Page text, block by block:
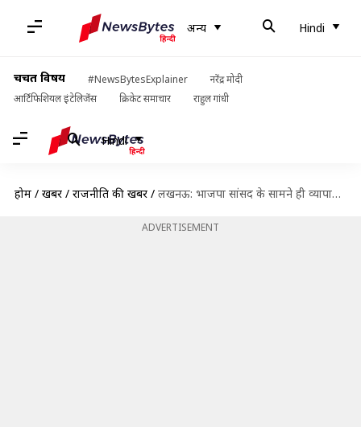
अन्य Hindi
चर्चित विषय #NewsBytesExplainer
नरेंद्र मोदी
आर्टिफिशियल इंटेलिजेंस
क्रिकेट समाचार राहुल गांधी
Hindi
होम / खबरें / राजनीति की खबरें / लखनऊ: भाजपा सांसद के सामने ही व्यापारी बोले- आपके राज में अधिकारी बेलगाम हो गए हैं
ADVERTISEMENT